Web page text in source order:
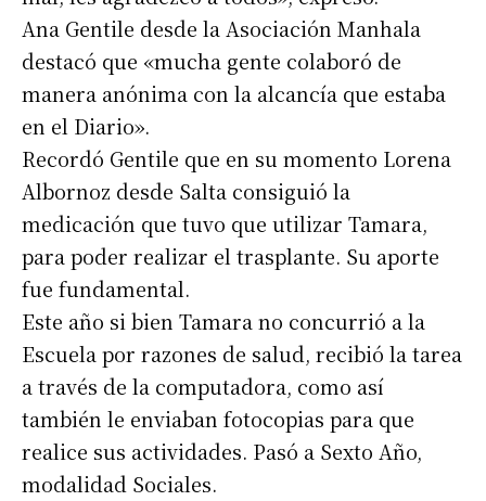
Ana Gentile desde la Asociación Manhala
destacó que «mucha gente colaboró de
manera anónima con la alcancía que estaba
en el Diario».
Recordó Gentile que en su momento Lorena
Albornoz desde Salta consiguió la
medicación que tuvo que utilizar Tamara,
para poder realizar el trasplante. Su aporte
fue fundamental.
Este año si bien Tamara no concurrió a la
Escuela por razones de salud, recibió la tarea
a través de la computadora, como así
también le enviaban fotocopias para que
realice sus actividades. Pasó a Sexto Año,
modalidad Sociales.